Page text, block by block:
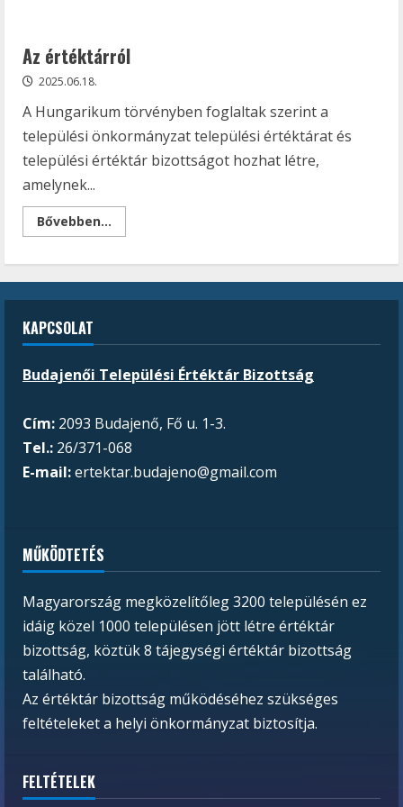
Az értéktárról
2025.06.18.
A Hungarikum törvényben foglaltak szerint a
települési önkormányzat települési értéktárat és
települési értéktár bizottságot hozhat létre,
amelynek...
Bővebben...
more
KAPCSOLAT
Budajenői Települési Értéktár Bizottság
Cím: 2093 Budajenő, Fő u. 1-3.
Tel.: 26/371-068
E-mail:ertektar.budajeno@gmail.com
MŰKÖDTETÉS
Magyarország megközelítőleg 3200 településén ez
idáig közel 1000 településen jött létre értéktár
bizottság, köztük 8 tájegységi értéktár bizottság
található.
Az értéktár bizottság működéséhez szükséges
feltételeket a helyi önkormányzat biztosítja.
FELTÉTELEK